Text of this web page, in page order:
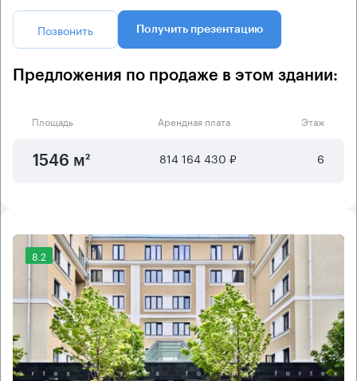
Позвонить Получить презентацию
Предложения по продаже в этом здании:
Площадь Арендная плата Этаж
1546 м² 814 164 430 ₽ 6
8.2